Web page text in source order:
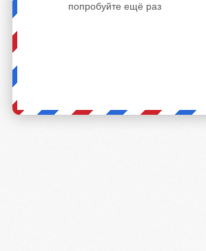
попробуйте ещё раз